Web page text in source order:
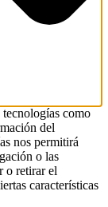
como
del
nos permitirá
o las
o retirar el
características